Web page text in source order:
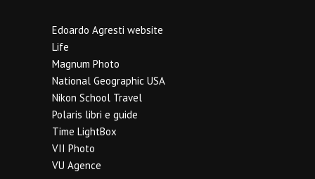
Edoardo Agresti website
Life
Magnum Photo
National Geographic USA
Nikon School Travel
Polaris libri e guide
Time LightBox
VII Photo
VU Agence